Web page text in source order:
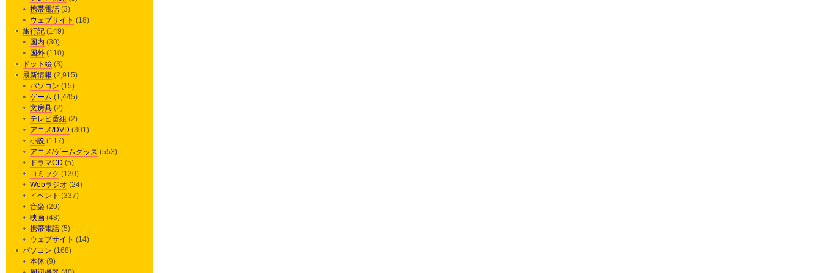
携帯電話 (3)
ウェブサイト (18)
旅行記 (149)
国内 (30)
国外 (110)
ドット絵 (3)
最新情報 (2,915)
パソコン (15)
ゲーム (1,445)
文房具 (2)
テレビ番組 (2)
アニメ/DVD (301)
小説 (117)
アニメ/ゲームグッズ (553)
ドラマCD (5)
コミック (130)
Webラジオ (24)
イベント (337)
音楽 (20)
映画 (48)
携帯電話 (5)
ウェブサイト (14)
パソコン (168)
本体 (9)